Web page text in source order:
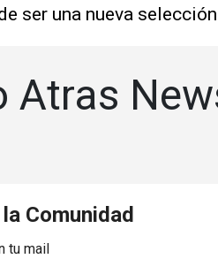
ser una nueva